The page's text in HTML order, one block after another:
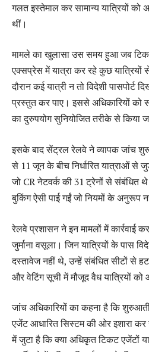
गलत इस्तेमाल कर सामान्य यात्रियों को
थीं।
मामले का खुलासा उस समय हुआ जब टिकट
एक्सप्रेस में यात्रा कर रहे कुछ यात्रियों
दौरान कई यात्री न तो विदेशी पासपोर्ट
प्रस्तुत कर पाए। इससे अधिकारियों को
का दुरुपयोग सुनियोजित तरीके से किया
इसके बाद सेंट्रल रेलवे ने व्यापक जांच
से 11 जून के बीच निर्धारित यात्राओं से
जो CR नेटवर्क की 31 ट्रेनों से संबंधित
बुकिंग ऐसी पाई गईं जो नियमों के अनुरूप
रेलवे प्रशासन ने इन मामलों में कार्रवाई
जुर्माना वसूला। जिन यात्रियों के पास
दस्तावेज नहीं थे, उन्हें संबंधित सीटों से
और वेटिंग सूची में मौजूद वैध यात्रियों को
जांच अधिकारियों का कहना है कि
एजेंट आधारित सिस्टम की ओर इशारा
में जुटा है कि क्या अधिकृत टिकट एजेंटों